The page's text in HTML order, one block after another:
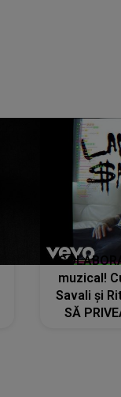
muzical!
Savali și
SĂ